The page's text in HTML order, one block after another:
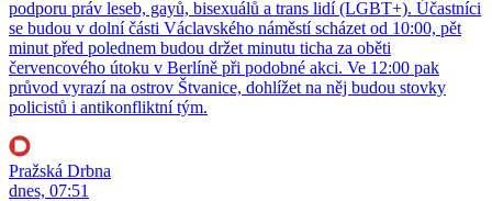
podporu práv leseb, gayů, bisexuálů a trans lidí (LGBT+). Účastníci
se budou v dolní části Václavského náměstí scházet od 10:00, pět
minut před polednem budou držet minutu ticha za oběti
červencového útoku v Berlíně při podobné akci. Ve 12:00 pak
průvod vyrazí na ostrov Štvanice, dohlížet na něj budou stovky
policistů i antikonfliktní tým.
Pražská Drbna
dnes, 07:51